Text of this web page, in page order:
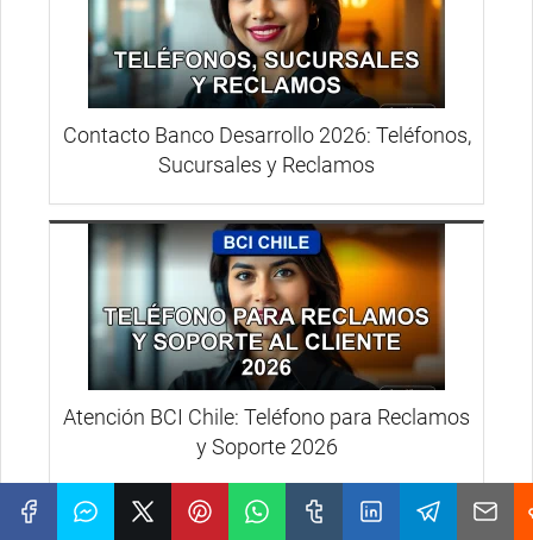
Contacto Banco Desarrollo 2026: Teléfonos,
Sucursales y Reclamos
Atención BCI Chile: Teléfono para Reclamos
y Soporte 2026